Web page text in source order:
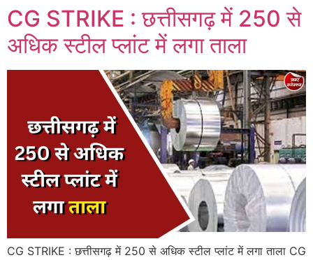
CG STRIKE : छत्तीसगढ़ में 250 से
अधिक स्टील प्लांट में लगा ताला
CG STRIKE : छत्तीसगढ़ में 250 से अधिक स्टील प्लांट में लगा ताला CG